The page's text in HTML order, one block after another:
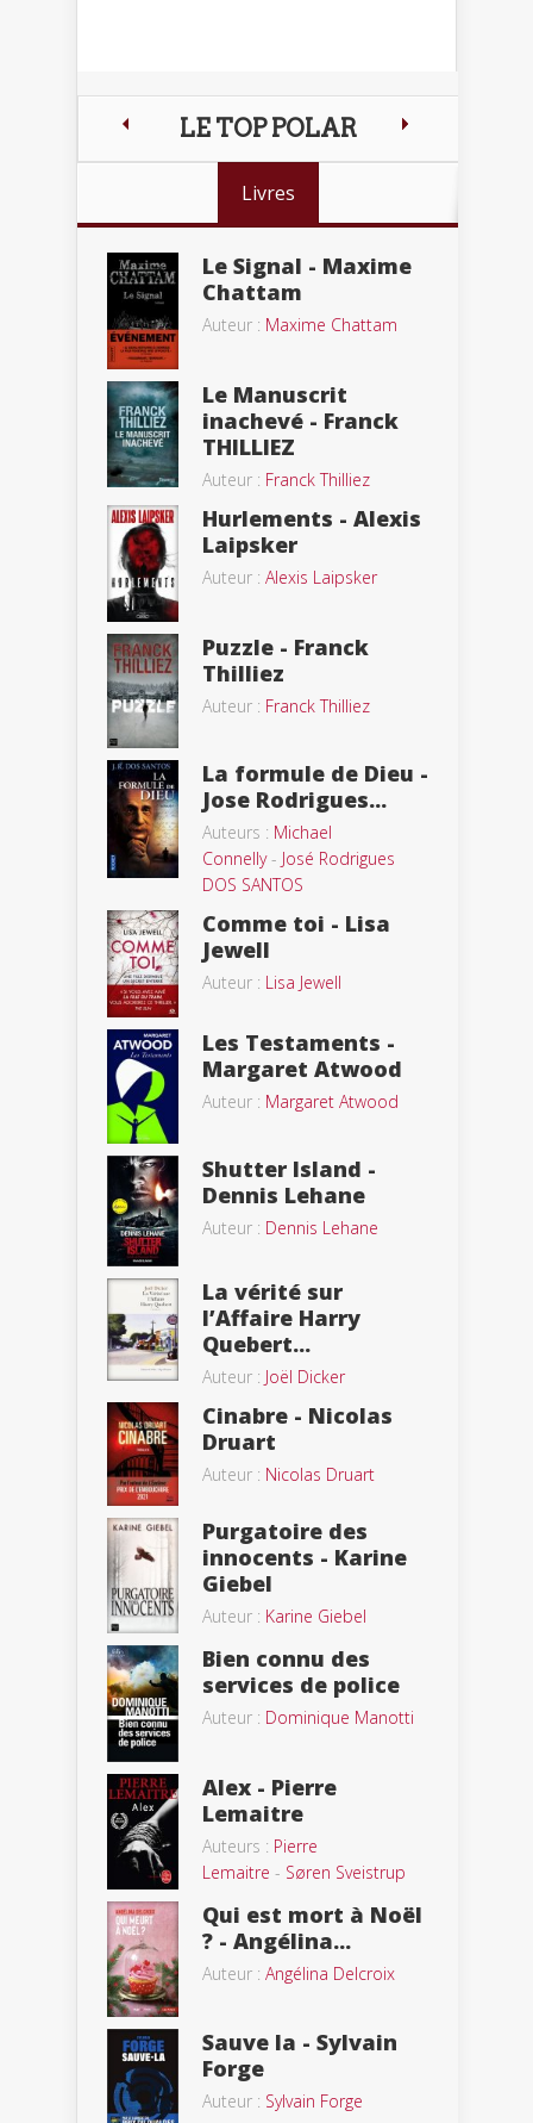
LE TOP POLAR
Livres
Le Signal - Maxime
Chattam
Auteur : Maxime Chattam
Le Manuscrit
inachevé - Franck
THILLIEZ
Auteur : Franck Thilliez
Hurlements - Alexis
Laipsker
Auteur : Alexis Laipsker
Puzzle - Franck
Thilliez
Auteur : Franck Thilliez
La formule de Dieu -
Jose Rodrigues...
Auteurs : Michael
Connelly- José Rodrigues
DOS SANTOS
Comme toi - Lisa
Jewell
Auteur : Lisa Jewell
Les Testaments -
Margaret Atwood
Auteur : Margaret Atwood
Shutter Island -
Dennis Lehane
Auteur : Dennis Lehane
La vérité sur
l’Affaire Harry
Quebert...
Auteur : Joël Dicker
Cinabre - Nicolas
Druart
Auteur : Nicolas Druart
Purgatoire des
innocents - Karine
Giebel
Auteur : Karine Giebel
Bien connu des
services de police
Auteur : Dominique Manotti
Alex - Pierre
Lemaitre
Auteurs : Pierre
Lemaitre - Søren Sveistrup
Qui est mort à Noël
? - Angélina...
Auteur : Angélina Delcroix
Sauve la - Sylvain
Forge
Auteur : Sylvain Forge